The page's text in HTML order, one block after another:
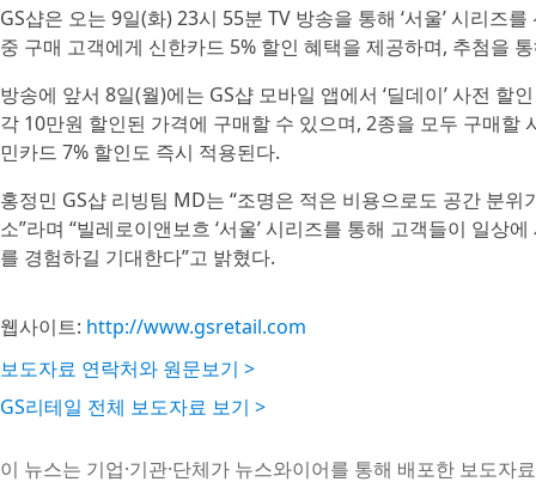
GS샵은 오는 9일(화) 23시 55분 TV 방송을 통해 ‘서울’ 시리즈
중 구매 고객에게 신한카드 5% 할인 혜택을 제공하며, 추첨을
방송에 앞서 8일(월)에는 GS샵 모바일 앱에서 ‘딜데이’ 사전 할
각 10만원 할인된 가격에 구매할 수 있으며, 2종을 모두 구매할
민카드 7% 할인도 즉시 적용된다.
홍정민 GS샵 리빙팀 MD는 “조명은 적은 비용으로도 공간 분
소”라며 “빌레로이앤보흐 ‘서울’ 시리즈를 통해 고객들이 일상
를 경험하길 기대한다”고 밝혔다.
웹사이트: http://www.gsretail.com
보도자료 연락처와 원문보기 >
GS리테일 전체 보도자료 보기 >
이 뉴스는 기업·기관·단체가 뉴스와이어를 통해 배포한 보도자